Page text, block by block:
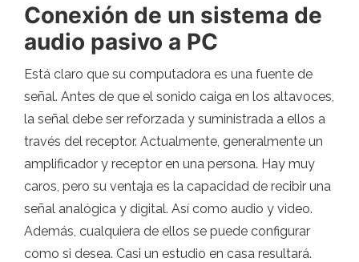
Conexión de un sistema de
audio pasivo a PC
Está claro que su computadora es una fuente de
señal. Antes de que el sonido caiga en los altavoces,
la señal debe ser reforzada y suministrada a ellos a
través del receptor. Actualmente, generalmente un
amplificador y receptor en una persona. Hay muy
caros, pero su ventaja es la capacidad de recibir una
señal analógica y digital. Así como audio y video.
Además, cualquiera de ellos se puede configurar
como si desea. Casi un estudio en casa resultará.